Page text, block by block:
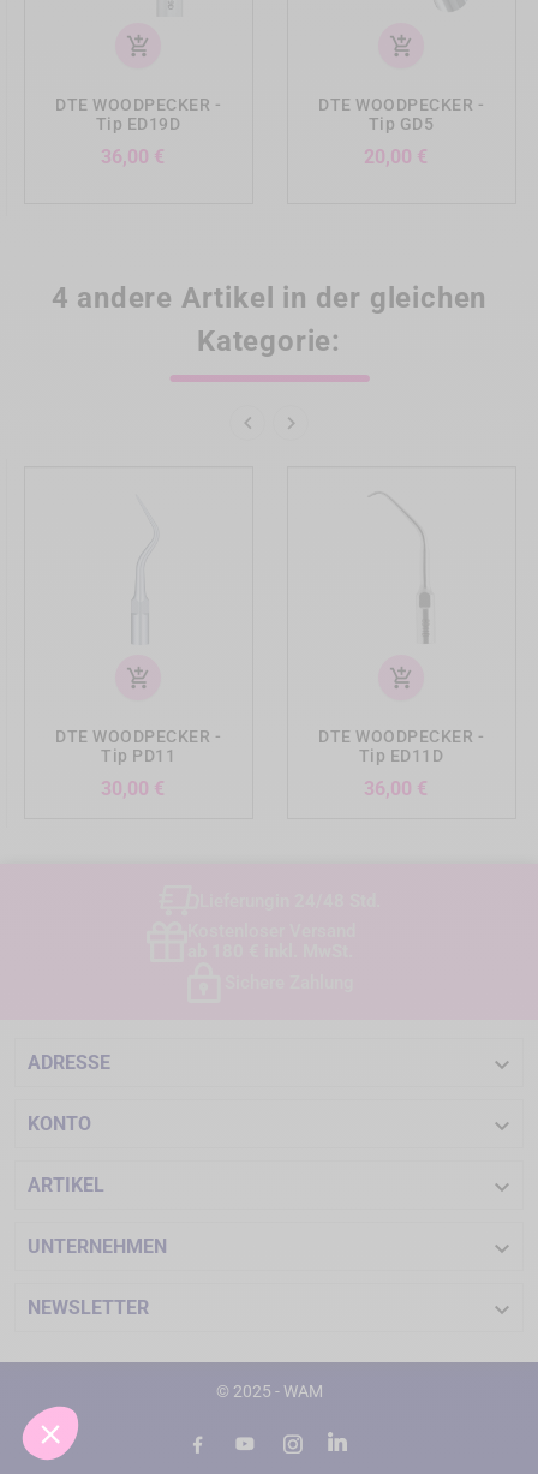
add_shopping_cart
DTE WOODPECKER -
Tip ED19D
36,00 €
add_shopping_cart
DTE WOODPECKER -
Tip GD5
20,00 €
4 andere Artikel in der gleichen
Kategorie:
 
add_shopping_cart
DTE WOODPECKER -
Tip PD11
30,00 €
add_shopping_cart
DTE WOODPECKER -
Tip ED11D
36,00 €
ADRESSE 
KONTO 
ARTIKEL 
UNTERNEHMEN 
NEWSLETTER 
© 2025 - WAM